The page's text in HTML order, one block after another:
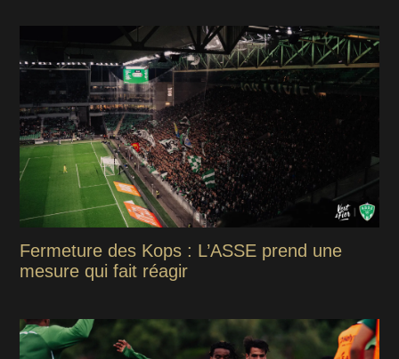
Fermeture des Kops : L’ASSE prend une
mesure qui fait réagir